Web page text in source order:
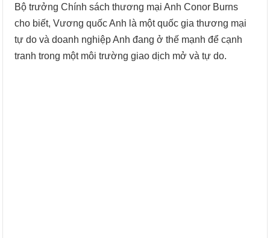
Bộ trưởng Chính sách thương mại Anh Conor Burns
cho biết, Vương quốc Anh là một quốc gia thương mại
tự do và doanh nghiệp Anh đang ở thế mạnh để cạnh
tranh trong một môi trường giao dịch mở và tự do.